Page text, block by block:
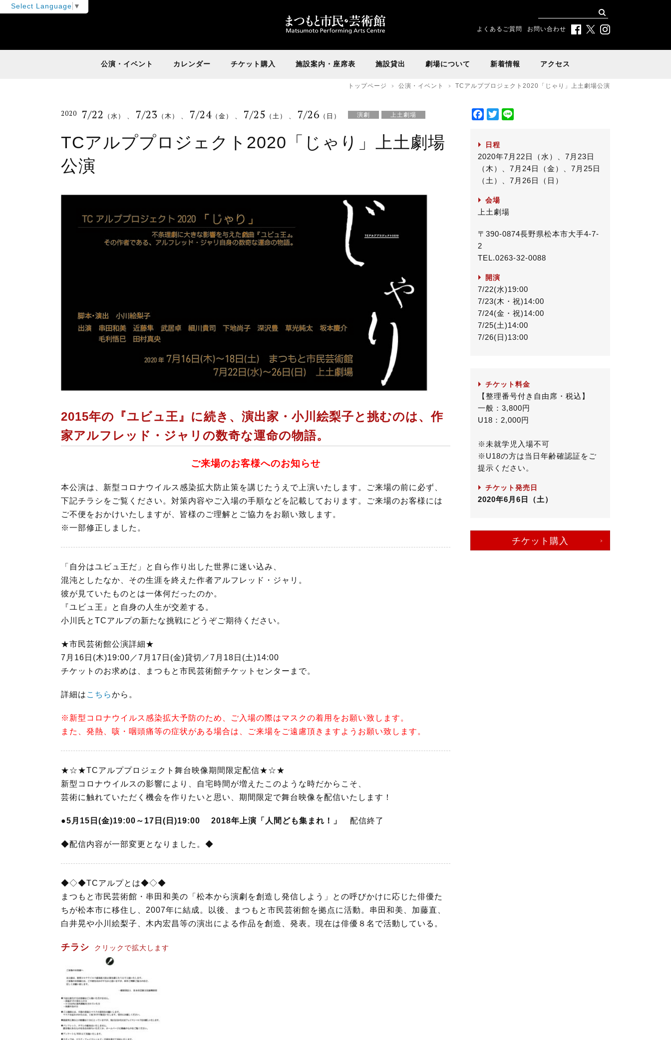
Select Language ▼
よくあるご質問 お問い合わせ
公演・イベント カレンダー チケット購入 施設案内・座席表 施設貸出 劇場について 新着情報 アクセス
トップページ 公演・イベント TCアルププロジェクト2020「じゃり」上土劇場公演
2020 7/22 （水） 、 7/23 （木） 、 7/24 （金） 、 7/25 （土） 、 7/26 （日） 演劇 上土劇場
TCアルププロジェクト2020「じゃり」上土劇場
公演
2015年の『ユビュ王』に続き、演出家・小川絵梨子と挑むのは、作
家アルフレッド・ジャリの数奇な運命の物語。
ご来場のお客様へのお知らせ
本公演は、新型コロナウイルス感染拡大防止策を講じたうえで上演いたします。ご来場の前に必ず、
下記チラシをご覧ください。対策内容やご入場の手順などを記載しております。ご来場のお客様には
ご不便をおかけいたしますが、皆様のご理解とご協力をお願い致します。
※一部修正しました。
「自分はユビュ王だ」と自ら作り出した世界に迷い込み、
混沌としたなか、その生涯を終えた作者アルフレッド・ジャリ。
彼が見ていたものとは一体何だったのか。
『ユビュ王』と自身の人生が交差する。
小川氏とTCアルプの新たな挑戦にどうぞご期待ください。
★市民芸術館公演詳細★
7月16日(木)19:00／7月17日(金)貸切／7月18日(土)14:00
チケットのお求めは、まつもと市民芸術館チケットセンターまで。
詳細は こちらから。
※新型コロナウイルス感染拡大予防のため、ご入場の際はマスクの着用をお願い致します。
また、発熱、咳・咽頭痛等の症状がある場合は、ご来場をご遠慮頂きますようお願い致します。
★☆★TCアルププロジェクト舞台映像期間限定配信★☆★
新型コロナウイルスの影響により、自宅時間が増えたこのような時だからこそ、
芸術に触れていただく機会を作りたいと思い、期間限定で舞台映像を配信いたします！
●5月15日(金)19:00～17日(日)19:00 2018年上演「人間ども集まれ！」 配信終了
◆配信内容が一部変更となりました。◆
◆◇◆TCアルプとは◆◇◆
まつもと市民芸術館・串田和美の「松本から演劇を創造し発信しよう」との呼びかけに応じた俳優た
ちが松本市に移住し、2007年に結成。以後、まつもと市民芸術館を拠点に活動。串田和美、加藤直、
白井晃や小川絵梨子、木内宏昌等の演出による作品を創造、発表。現在は俳優８名で活動している。
チラシ クリックで拡大します
F
e
b
o
o
k
T
t
t
e
日程
2020年7月22日（水）、7月23日
（木）、7月24日（金）、7月25日
（土）、7月26日（日）
会場
上土劇場
〒390-0874長野県松本市大手4-7-
2
TEL.0263-32-0088
開演
7/22(水)19:00
7/23(木・祝)14:00
7/24(金・祝)14:00
7/25(土)14:00
7/26(日)13:00
チケット料金
【整理番号付き自由席・税込】
一般：3,800円
U18：2,000円
※未就学児入場不可
※U18の方は当日年齢確認証をご
提示ください。
チケット発売日
2020年6月6日（土）
チケット購入